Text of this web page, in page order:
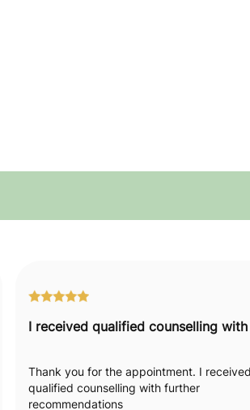
Thank you for the appointment. I received
qualified counselling with further
recommendations